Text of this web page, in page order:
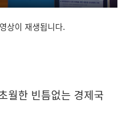
상이 재생됩니다.
월한 빈틈없는 경제국